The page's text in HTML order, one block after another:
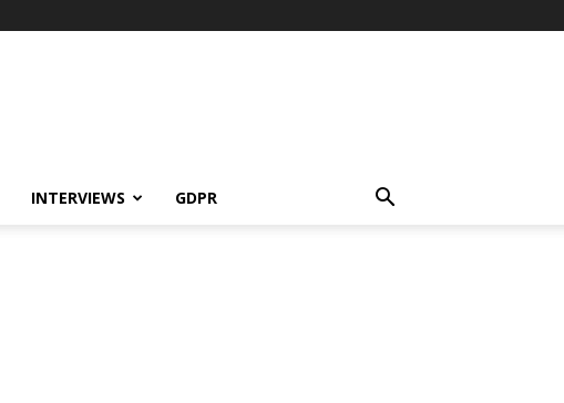
INTERVIEWS GDPR